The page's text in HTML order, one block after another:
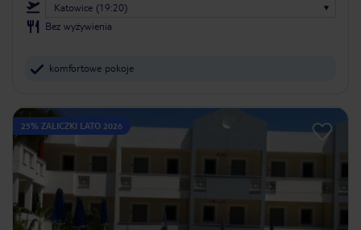
Katowice (19:20)
Bez wyżywienia
komfortowe pokoje
25% ZALICZKI LATO 2026